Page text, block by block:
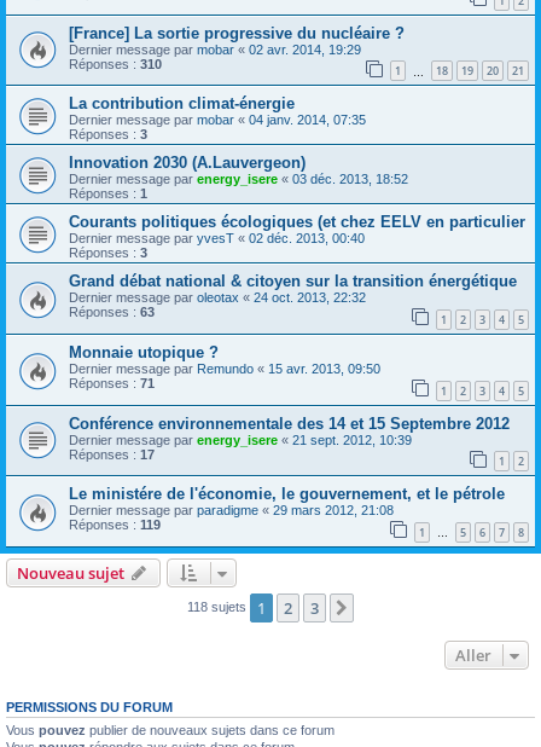
[France] La sortie progressive du nucléaire ?
Dernier message par mobar « 02 avr. 2014, 19:29
Réponses : 310 1 18 19 20 21
La contribution climat-énergie
Dernier message par mobar « 04 janv. 2014, 07:35
Réponses : 3
Innovation 2030 (A.Lauvergeon)
Dernier message par energy_isere « 03 déc. 2013, 18:52
Réponses : 1
Courants politiques écologiques (et chez EELV en particulier
Dernier message par yvesT « 02 déc. 2013, 00:40
Réponses : 3
Grand débat national & citoyen sur la transition énergétique
Dernier message par oleotax « 24 oct. 2013, 22:32
Réponses : 63 1 2 3 4 5
Monnaie utopique ?
Dernier message par Remundo « 15 avr. 2013, 09:50
Réponses : 71 1 2 3 4 5
Conférence environnementale des 14 et 15 Septembre 2012
Dernier message par energy_isere « 21 sept. 2012, 10:39
Réponses : 17 1 2
Le ministére de l'économie, le gouvernement, et le pétrole
Dernier message par paradigme « 29 mars 2012, 21:08
Réponses : 119 1 … 5 6 7 8
Nouveau sujet
118 sujets 1 2 3
Aller
PERMISSIONS DU FORUM
Vous pouvez publier de nouveaux sujets dans ce forum